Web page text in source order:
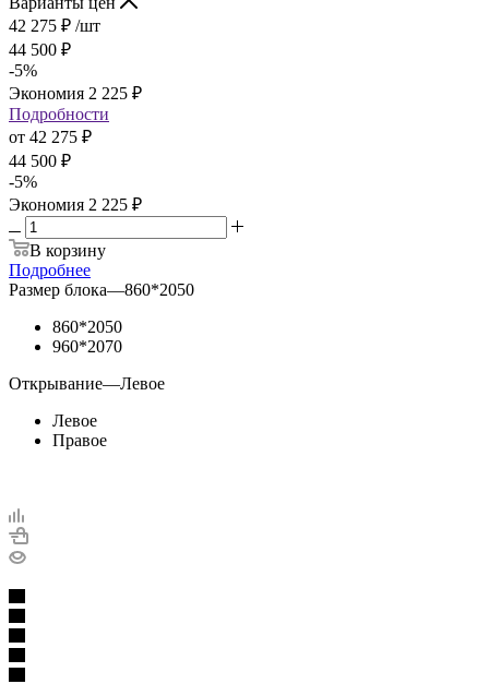
42 275 ₽ /шт
44 500 ₽
-5%
Экономия 2 225 ₽
Подробности
от 42 275 ₽
44 500 ₽
-5%
Экономия 2 225 ₽
В корзину
Подробнее
Размер блока—860*2050
860*2050
960*2070
Открывание—Левое
Левое
Правое